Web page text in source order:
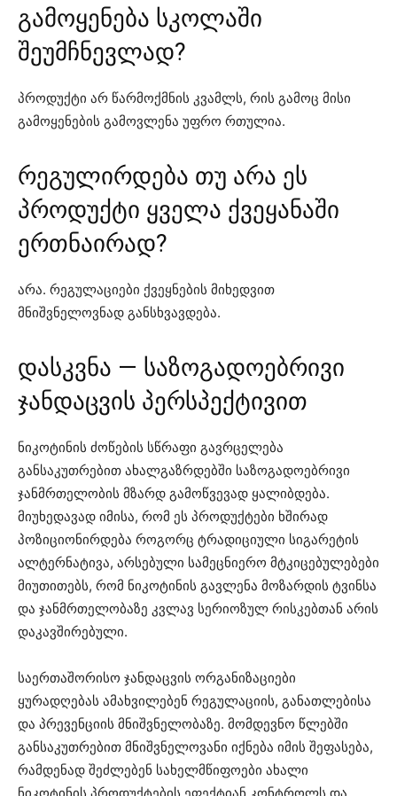
გამოყენება სკოლაში
შეუმჩნევლად?
პროდუქტი არ წარმოქმნის კვამლს, რის გამოც მისი
გამოყენების გამოვლენა უფრო რთულია.
რეგულირდება თუ არა ეს
პროდუქტი ყველა ქვეყანაში
ერთნაირად?
არა. რეგულაციები ქვეყნების მიხედვით
მნიშვნელოვნად განსხვავდება.
დასკვნა — საზოგადოებრივი
ჯანდაცვის პერსპექტივით
ნიკოტინის ძოწების სწრაფი გავრცელება
განსაკუთრებით ახალგაზრდებში საზოგადოებრივი
ჯანმრთელობის მზარდ გამოწვევად ყალიბდება.
მიუხედავად იმისა, რომ ეს პროდუქტები ხშირად
პოზიციონირდება როგორც ტრადიციული სიგარეტის
ალტერნატივა, არსებული სამეცნიერო მტკიცებულებები
მიუთითებს, რომ ნიკოტინის გავლენა მოზარდის ტვინსა
და ჯანმრთელობაზე კვლავ სერიოზულ რისკებთან არის
დაკავშირებული.
საერთაშორისო ჯანდაცვის ორგანიზაციები
ყურადღებას ამახვილებენ რეგულაციის, განათლებისა
და პრევენციის მნიშვნელობაზე. მომდევნო წლებში
განსაკუთრებით მნიშვნელოვანი იქნება იმის შეფასება,
რამდენად შეძლებენ სახელმწიფოები ახალი